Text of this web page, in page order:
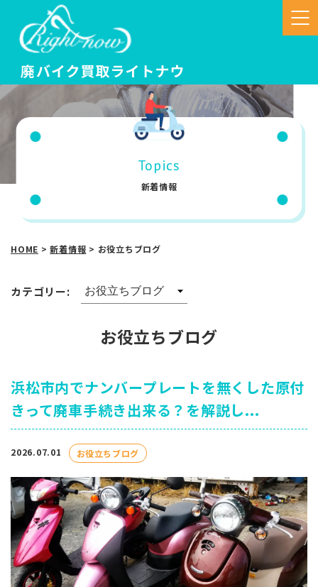
Topics
新着情報
HOME >新着情報 > お役立ちブログ
カテゴリー:
お役立ちブログ
浜松市内でナンバープレートを無くした原付
きって廃車手続き出来る？を解説し...
2026.07.01 お役立ちブログ